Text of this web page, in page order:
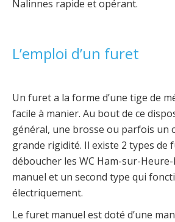
Nalinnes rapide et opérant.
L’emploi d’un furet
Un furet a la forme d’une tige de
facile à manier. Au bout de ce
général, une brosse ou parfois un
grande rigidité. Il existe 2 types de
déboucher les WC Ham-sur-
manuel et un second type qui
électriquement.
Le furet manuel est doté d’une